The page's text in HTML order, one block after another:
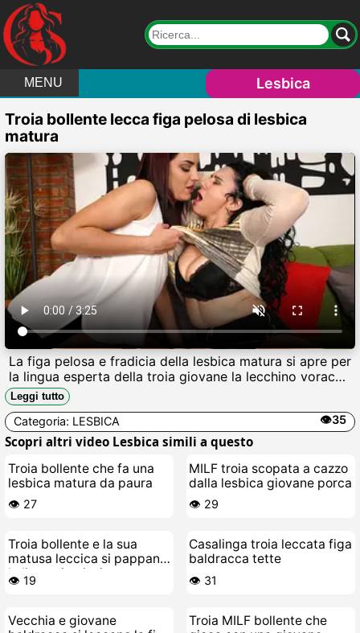
MENU Lesbica
Troia bollente lecca figa pelosa di lesbica
matura
La figa pelosa e fradicia della lesbica matura si apre per
la lingua esperta della troia giovane la lecchino vorace,
succhia il clitoride gonfio, infila dita nel culo sudato
mentre geme come una zoccola in calore, scopata a
leccate fino allorgasmo schifoso.
Leggi tutto
Categoria: LESBICA 👁️35
Scopri altri video Lesbica simili a questo
Troia bollente che fa una
lesbica matura da paura
👁️ 27
MILF troia scopata a cazzo
dalla lesbica giovane porca
👁️ 29
Troia bollente e la sua
matusa leccica si pappano
la lingua in piscina
👁️ 19
Casalinga troia leccata figa
baldracca tette
👁️ 31
Vecchia e giovane
Troia MILF bollente che